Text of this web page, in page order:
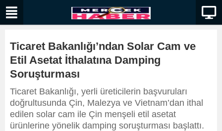
Ticaret Bakanlığı’ndan Solar Cam ve
Etil Asetat İthalatına Damping
Soruşturması
Ticaret Bakanlığı, yerli üreticilerin başvuruları
doğrultusunda Çin, Malezya ve Vietnam’dan ithal
edilen solar cam ile Çin menşeli etil asetat
ürünlerine yönelik damping soruşturması başlattı.